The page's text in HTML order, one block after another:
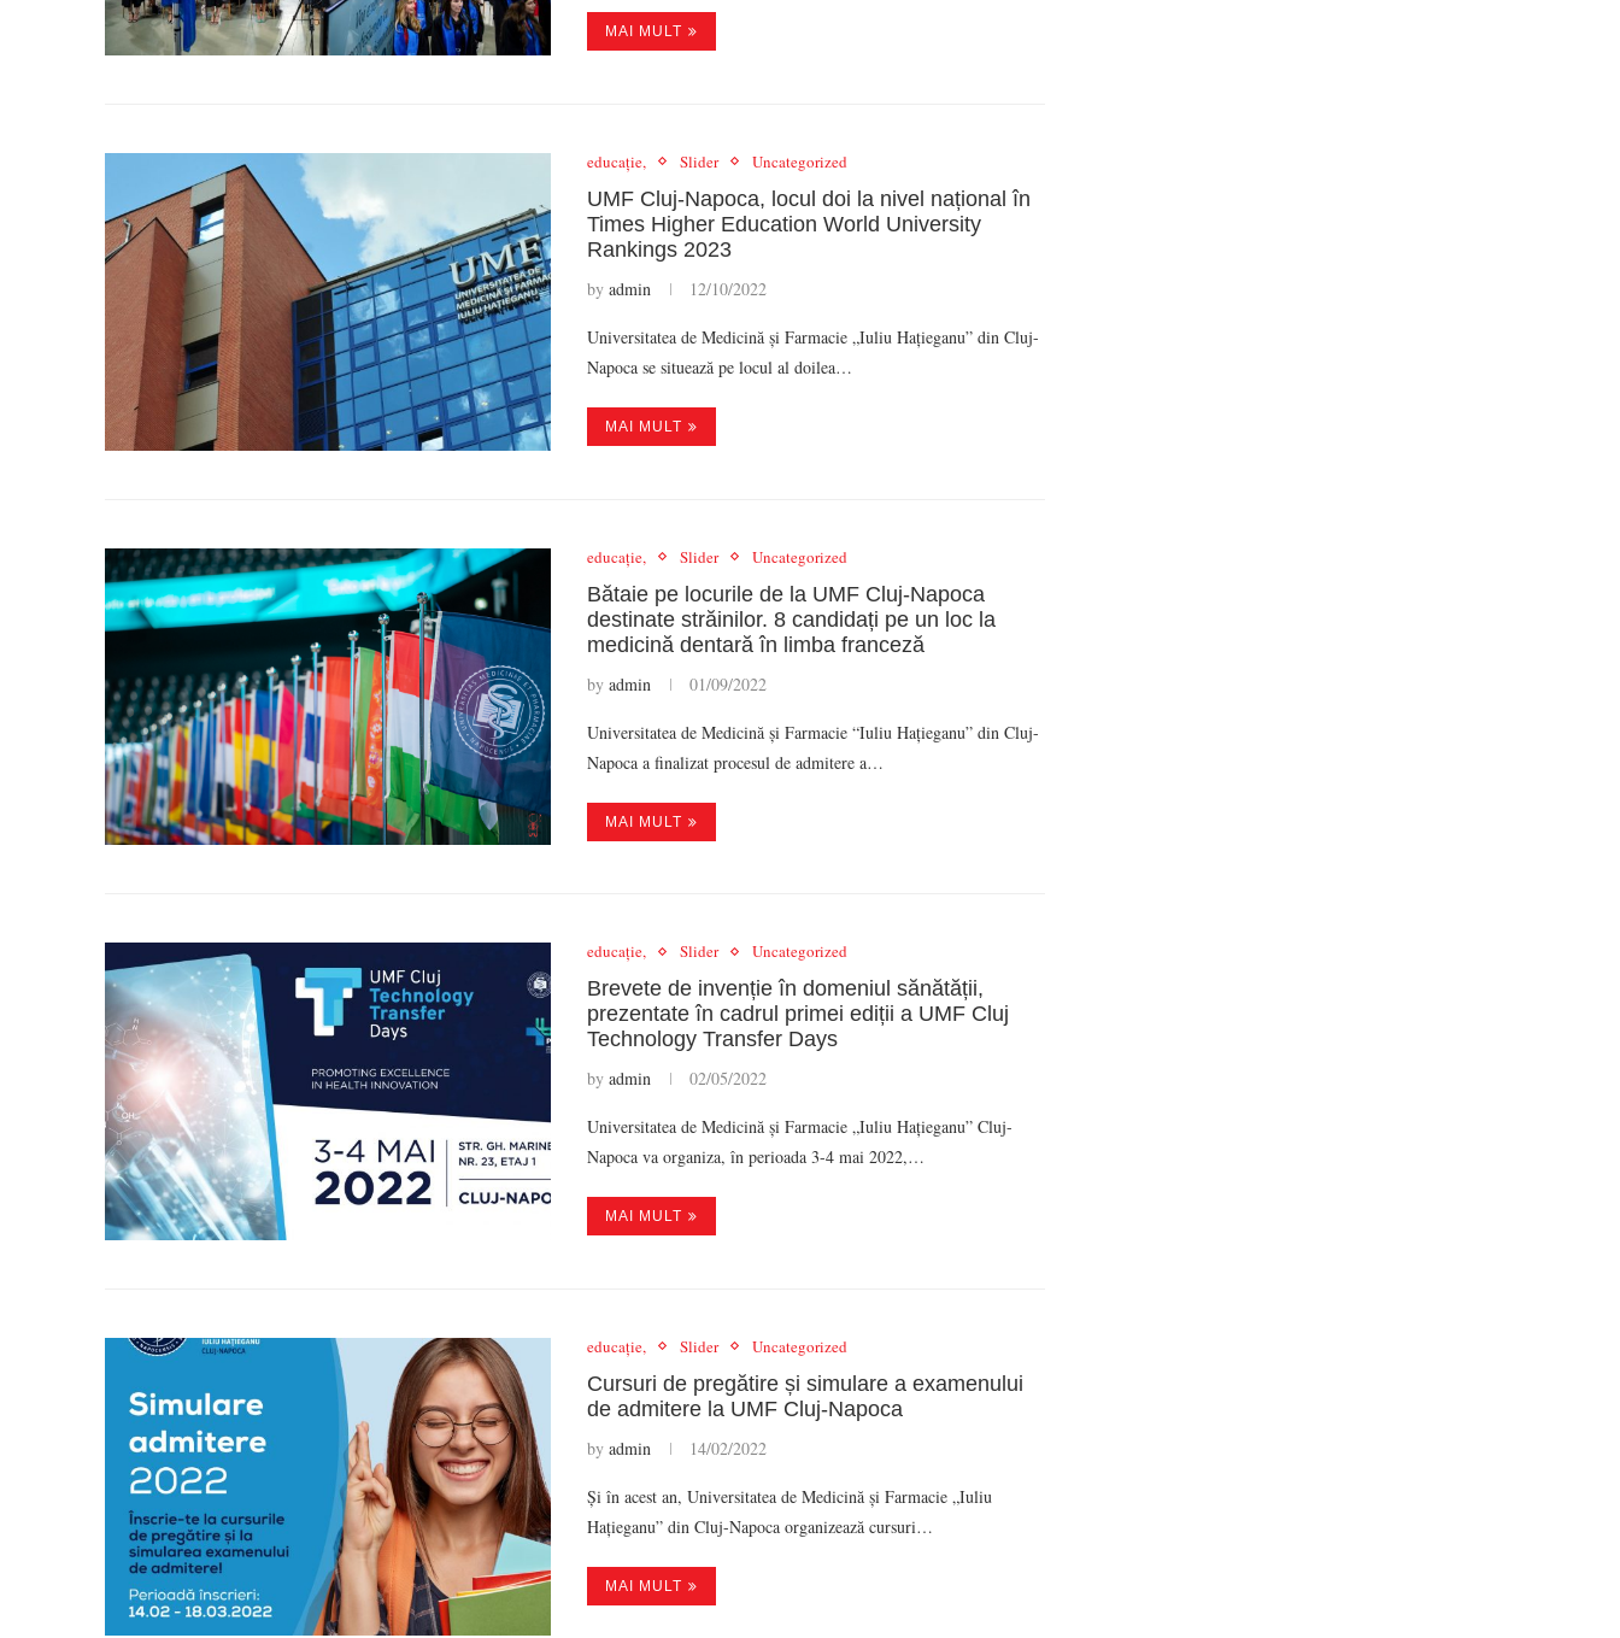
MAI MULT
educație, Slider Uncategorized
UMF Cluj-Napoca, locul doi la nivel național în
Times Higher Education World University
Rankings 2023
by admin 12/10/2022
Universitatea de Medicină și Farmacie „Iuliu Hațieganu” din Cluj-
Napoca se situează pe locul al doilea…
MAI MULT
educație, Slider Uncategorized
Bătaie pe locurile de la UMF Cluj-Napoca
destinate străinilor. 8 candidați pe un loc la
medicină dentară în limba franceză
by admin 01/09/2022
Universitatea de Medicină și Farmacie “Iuliu Hațieganu” din Cluj-
Napoca a finalizat procesul de admitere a…
MAI MULT
educație, Slider Uncategorized
Brevete de invenție în domeniul sănătății,
prezentate în cadrul primei ediții a UMF Cluj
Technology Transfer Days
by admin 02/05/2022
Universitatea de Medicină și Farmacie „Iuliu Hațieganu” Cluj-
Napoca va organiza, în perioada 3-4 mai 2022,…
MAI MULT
educație, Slider Uncategorized
Cursuri de pregătire și simulare a examenului
de admitere la UMF Cluj-Napoca
by admin 14/02/2022
Și în acest an, Universitatea de Medicină și Farmacie „Iuliu
Hațieganu” din Cluj-Napoca organizează cursuri…
MAI MULT